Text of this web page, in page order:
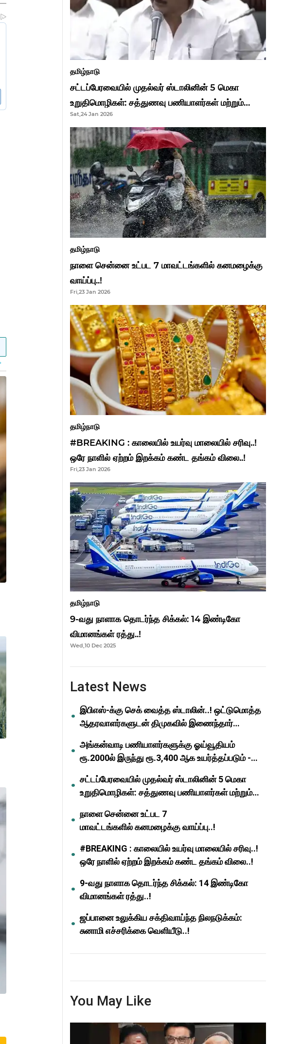
தமிழ்நாடு
சட்டப்பேரவையில் முதல்வர் ஸ்டாலினின் 5 மெகா
உறுதிமொழிகள்: சத்துணவு பணியாளர்கள் மற்றும்
ஆசிரியர்களுக்கு ஜாக்பாட்!
Sat,24 Jan 2026
தமிழ்நாடு
நாளை சென்னை உட்பட 7 மாவட்டங்களில் கனமழைக்கு
வாய்ப்பு..!
Fri,23 Jan 2026
தமிழ்நாடு
#BREAKING : காலையில் உயர்வு மாலையில் சரிவு..!
ஒரே நாளில் ஏற்றம் இறக்கம் கண்ட தங்கம் விலை..!
Fri,23 Jan 2026
தமிழ்நாடு
9-வது நாளாக தொடர்ந்த சிக்கல்: 14 இண்டிகோ
விமானங்கள் ரத்து..!
Wed,10 Dec 2025
Latest News
இபிஎஸ்-க்கு செக் வைத்த ஸ்டாலின்..! ஒட்டுமொத்த
ஆதரவாளர்களுடன் திமுகவில் இணைந்தார்
அங்கன்வாடி பணியாளர்களுக்கு ஓய்வூதியம்
ரூ.2000ல் இருந்து ரூ.3,400 ஆக உயர்த்தப்படும் -
சட்டப்பேரவையில் முதல்வர் ஸ்டாலினின் 5 மெகா
உறுதிமொழிகள்: சத்துணவு பணியாளர்கள் மற்றும்
நாளை சென்னை உட்பட 7
மாவட்டங்களில் கனமழைக்கு வாய்ப்பு..!
#BREAKING : காலையில் உயர்வு மாலையில் சரிவு..!
ஒரே நாளில் ஏற்றம் இறக்கம் கண்ட தங்கம் விலை..!
9-வது நாளாக தொடர்ந்த சிக்கல்: 14 இண்டிகோ
விமானங்கள் ரத்து..!
ஜப்பானை உலுக்கிய சக்திவாய்ந்த நிலநடுக்கம்:
சுனாமி எச்சரிக்கை வெளியீடு..!
You May Like